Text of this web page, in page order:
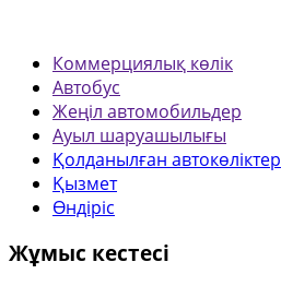
Коммерциялық көлік
Автобус
Жеңіл автомобильдер
Ауыл шаруашылығы
Қолданылған автокөліктер
Қызмет
Өндіріс
Жұмыс кестесі